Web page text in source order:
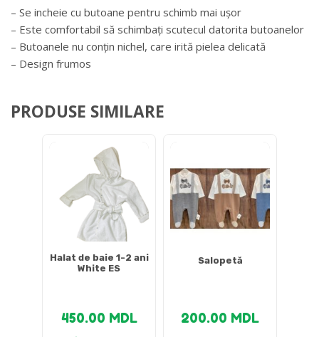
– Se incheie cu butoane pentru schimb mai ușor
– Este comfortabil să schimbați scutecul datorita butoanelor
– Butoanele nu conțin nichel, care irită pielea delicată
– Design frumos
PRODUSE SIMILARE
Halat de baie 1-2 ani
White ES
450.00 MDL
Salopetă
200.00 MDL